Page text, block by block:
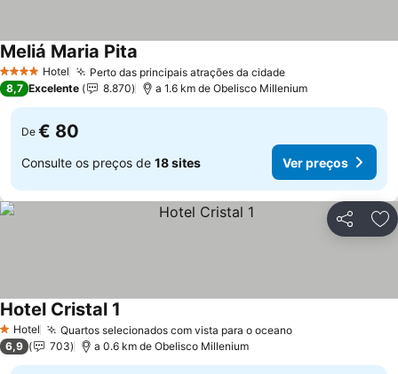
4 EstrelasHotel Perto das principais atrações da cidadeVer preços
Meliá Maria Pita
8,7 Excelente 8.870 a 1.6 km de Obelisco Millenium
De € 80
Consulte os preços de 18 sites Ver preços
Partilhar
1 Estrelas
Hotel Quartos selecionados com vista para o oceanoVer preços
Hotel Cristal 1
6,9 703 a 0.6 km de Obelisco Millenium